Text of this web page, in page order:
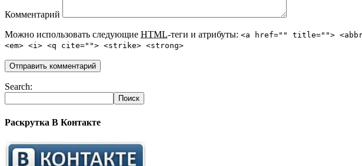
Комментарий
Можно использовать следующие HTML-теги и атрибуты: <a href="" title="">
<em> <i> <q cite=""> <strike> <strong>
Search:
Раскрутка В Контакте